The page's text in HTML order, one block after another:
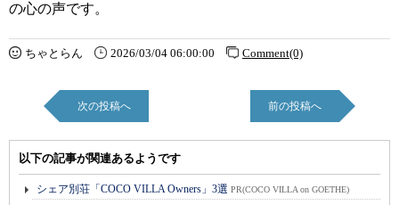
の心の声です。
ちゃとらん 2026/03/04 06:00:00 Comment(0)
次の投稿へ 前の投稿へ
以下の記事が関連あるようです
シェア別荘「COCO VILLA Owners」3選 PR(COCO VILLA on GOETHE)